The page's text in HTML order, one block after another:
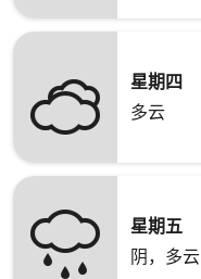
星期四
多云
星期五
阴，多云